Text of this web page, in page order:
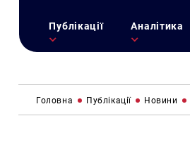
Публікації Аналітика
Головна Публікації Новини